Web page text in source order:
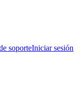
soporteIniciar sesión